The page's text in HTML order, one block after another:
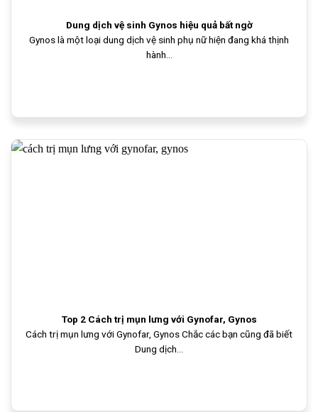
Dung dịch vệ sinh Gynos hiệu quả bất ngờ
Gynos là một loại dung dịch vệ sinh phụ nữ hiện đang khá thịnh
hành...
Top 2 Cách trị mụn lưng với Gynofar, Gynos
Cách trị mụn lưng với Gynofar, Gynos Chắc các bạn cũng đã biết
Dung dịch...